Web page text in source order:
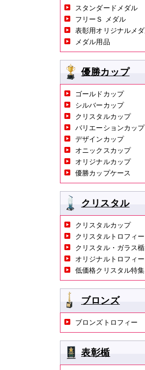
スタンダードメダル
フリーＳ メダル
表彰用オリジナルメ
メダル用品
優勝カップ
ゴールドカップ
シルバーカップ
クリスタルカップ
バリエーションカップ
デザインカップ
オニックスカップ
オリジナルカップ
優勝カップケース
クリスタル
クリスタルカップ
クリスタルトロフィー
クリスタル・ガラス楯
オリジナルトロフィー
低価格クリスタル特集
ブロンズ
ブロンズトロフィー
表彰楯